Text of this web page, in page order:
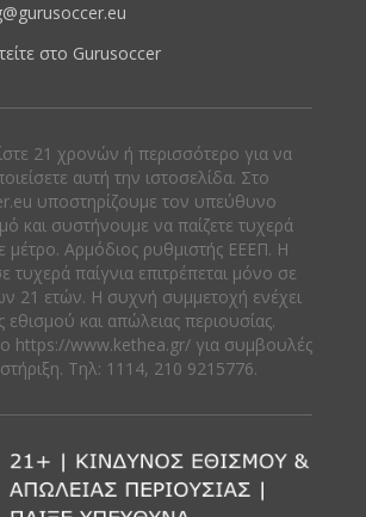
στο Gurusoccer
21 χρονών ή περισσότερο για να
αυτή την ιστοσελίδα. Στο
υποστηρίζουμε τον υπεύθυνο
και συστήνουμε να παίζετε τυχερά
μέτρο. Αρμόδιος ρυθμιστής ΕΕΕΠ. Η
τυχερά παίγνια επιτρέπεται μόνο σε
21 ετών. Η συχνή συμμετοχή ενέχει
εθισμού και απώλειας περιουσίας.
https://www.kethea.gr/ για συμβουλές
Tηλ: 1114, 210 9215776.